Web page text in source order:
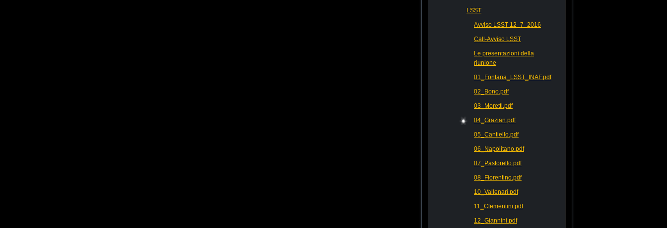
LSST
Avviso LSST 12_7_2016
Call-Avviso LSST
Le presentazioni della
riunione
01_Fontana_LSST_INAF.pdf
02_Bono.pdf
03_Moretti.pdf
04_Grazian.pdf
05_Cantiello.pdf
06_Napolitano.pdf
07_Pastorello.pdf
08_Fiorentino.pdf
10_Vallenari.pdf
11_Clementini.pdf
12_Giannini.pdf